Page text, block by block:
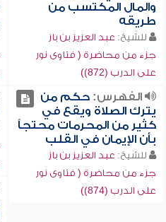
والمال المكتسب من
طريقه
للشيخ: عبد العزيز بن باز
جزء من محاضرة ( فتاوى نور
على الدرب (872))
الفهرس:حكم من
يترك الصلاة ويقع في
كثير من المحرمات محتجاً
بأن الإيمان في القلب
للشيخ: عبد العزيز بن باز
جزء من محاضرة ( فتاوى نور
على الدرب (874))